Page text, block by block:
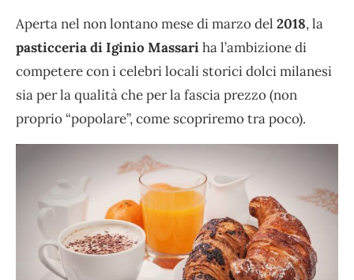
Aperta nel non lontano mese di marzo del 2018, la
pasticceria di Iginio Massariha l’ambizione di
competere con i celebri locali storici dolci milanesi
sia per la qualità che per la fascia prezzo (non
proprio “popolare”, come scopriremo tra poco).